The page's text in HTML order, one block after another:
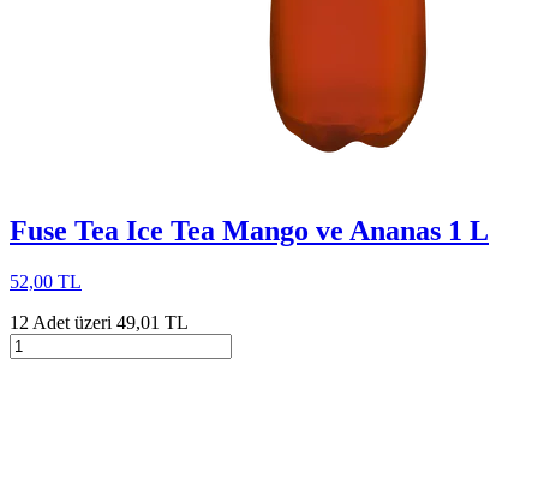
Fuse Tea Ice Tea Mango ve Ananas 1 L
52,00 TL
12 Adet üzeri 49,01 TL